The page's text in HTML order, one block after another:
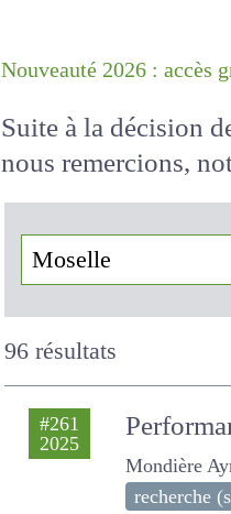
Suite à la décision
nous remercions,
!
96 résultats
#261
2025
Mondière
recherche